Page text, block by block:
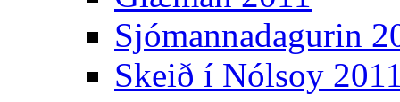
Sjómannadagurin
Skeið í Nólsoy